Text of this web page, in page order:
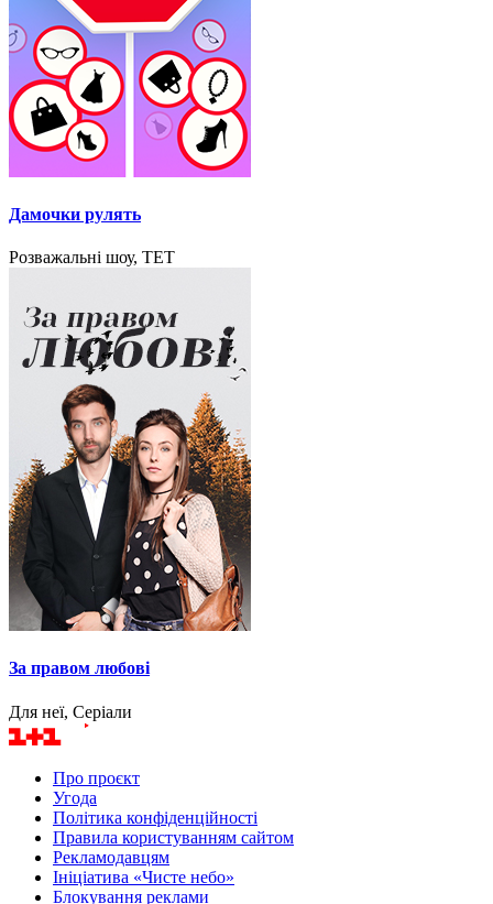
Дамочки рулять
Розважальні шоу, ТЕТ
За правом любові
Для неї, Серіали
Про проєкт
Угода
Політика конфіденційності
Правила користуванням сайтом
Рекламодавцям
Ініціатива «Чисте небо»
Блокування реклами